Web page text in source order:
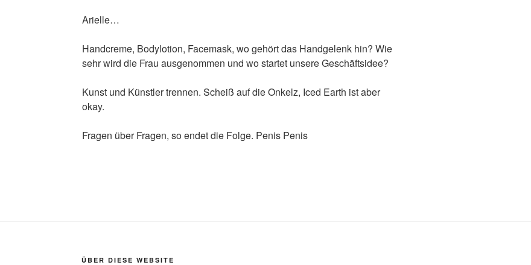
Arielle…
Handcreme, Bodylotion, Facemask, wo gehört das Handgelenk hin? Wie
sehr wird die Frau ausgenommen und wo startet unsere Geschäftsidee?
Kunst und Künstler trennen. Scheiß auf die Onkelz, Iced Earth ist aber
okay.
Fragen über Fragen, so endet die Folge. Penis Penis
ÜBER DIESE WEBSITE